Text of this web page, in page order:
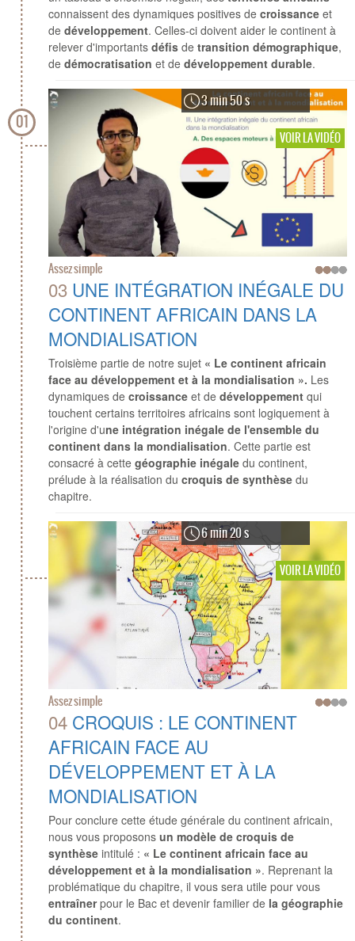
01
connaissent des dynamiques positives decroissance et
dedéveloppement. Celles-ci doivent aider le continent à
relever d'importantsdéfis detransition démographique,
dedémocratisation et dedéveloppement durable.
3 min 50 s
VOIR LA VIDÉO
Assez simple
03 UNE INTÉGRATION INÉGALE DU
CONTINENT AFRICAIN DANS LA
MONDIALISATION
Troisième partie de notre sujet « Le continent africain
face au développement et à la mondialisation ». Les
dynamiques decroissance et dedéveloppement qui
touchent certains territoires africains sont logiquement à
l'origine d'une intégration inégale de l'ensemble du
continent dans la mondialisation. Cette partie est
consacré à cettegéographie inégale du continent,
prélude à la réalisation ducroquis de synthèse du
chapitre.
6 min 20 s
VOIR LA VIDÉO
Assez simple
04 CROQUIS : LE CONTINENT
AFRICAIN FACE AU
DÉVELOPPEMENT ET À LA
MONDIALISATION
Pour conclure cette étude générale du continent africain,
nous vous proposonsun modèle de croquis de
synthèse intitulé : « Le continent africain face au
développement et à la mondialisation ». Reprenant la
problématique du chapitre, il vous sera utile pour vous
entraînerpour le Bac et devenir familier de la géographie
du continent.